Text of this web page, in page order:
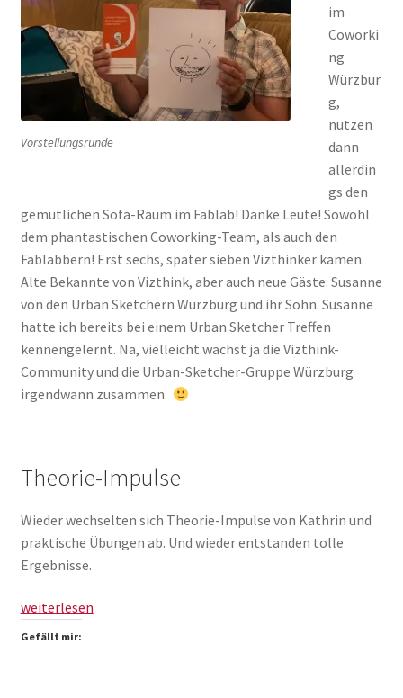
Vorstellungsrunde
im
Coworki
ng
Würzbur
g,
nutzen
dann
allerdin
gs den
gemütlichen Sofa-Raum im Fablab! Danke Leute! Sowohl
dem phantastischen Coworking-Team, als auch den
Fablabbern! Erst sechs, später sieben Vizthinker kamen.
Alte Bekannte von Vizthink, aber auch neue Gäste: Susanne
von den Urban Sketchern Würzburg und ihr Sohn. Susanne
hatte ich bereits bei einem Urban Sketcher Treffen
kennengelernt. Na, vielleicht wächst ja die Vizthink-
Community und die Urban-Sketcher-Gruppe Würzburg
irgendwann zusammen.
Theorie-Impulse
Wieder wechselten sich Theorie-Impulse von Kathrin und
praktische Übungen ab. Und wieder entstanden tolle
Ergebnisse.
Comic
kann
weiterlesen
Gefällt mir: